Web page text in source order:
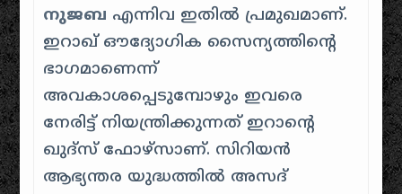
നുജബ എന്നിവ ഇതിൽ പ്രമുഖമാണ്.
ഇറാഖ് ഔദ്യോഗിക സൈന്യത്തിന്റെ
ഭാഗമാണെന്ന്
അവകാശപ്പെടുമ്പോഴും ഇവരെ
നേരിട്ട് നിയന്ത്രിക്കുന്നത് ഇറാന്റെ
ഖുദ്‌സ് ഫോഴ്‌സാണ്. സിറിയൻ
ആഭ്യന്തര യുദ്ധത്തിൽ അസദ്